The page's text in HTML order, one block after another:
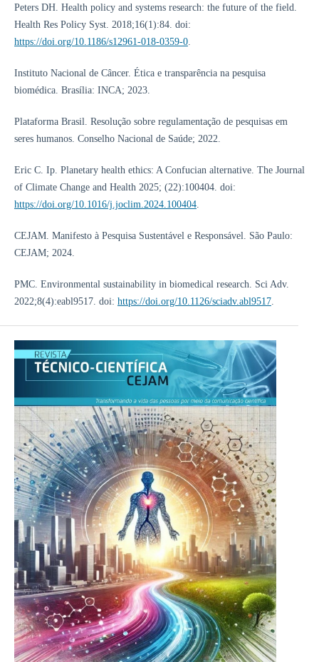
Peters DH. Health policy and systems research: the future of the field.
Health Res Policy Syst. 2018;16(1):84. doi:
https://doi.org/10.1186/s12961-018-0359-0.
Instituto Nacional de Câncer. Ética e transparência na pesquisa
biomédica. Brasília: INCA; 2023.
Plataforma Brasil. Resolução sobre regulamentação de pesquisas em
seres humanos. Conselho Nacional de Saúde; 2022.
Eric C. Ip. Planetary health ethics: A Confucian alternative. The Journal
of Climate Change and Health 2025; (22):100404. doi:
https://doi.org/10.1016/j.joclim.2024.100404.
CEJAM. Manifesto à Pesquisa Sustentável e Responsável. São Paulo:
CEJAM; 2024.
PMC. Environmental sustainability in biomedical research. Sci Adv.
2022;8(4):eabl9517. doi: https://doi.org/10.1126/sciadv.abl9517.